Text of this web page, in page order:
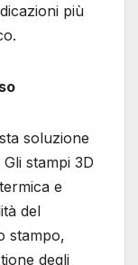
più
soluzione
stampi 3D
e
del
stampo,
degli